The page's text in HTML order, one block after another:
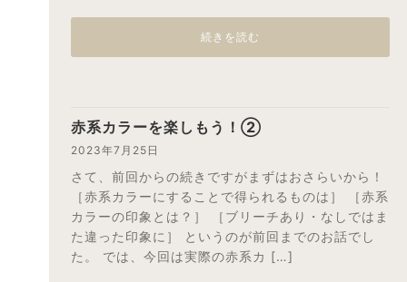
続きを読む
赤系カラーを楽しもう！②
2023年7月25日
さて、前回からの続きですがまずはおさらいから！
［赤系カラーにすることで得られるものは］ ［赤系
カラーの印象とは？］ ［ブリーチあり・なしではま
た違った印象に］ というのが前回までのお話でし
た。 では、今回は実際の赤系カ […]